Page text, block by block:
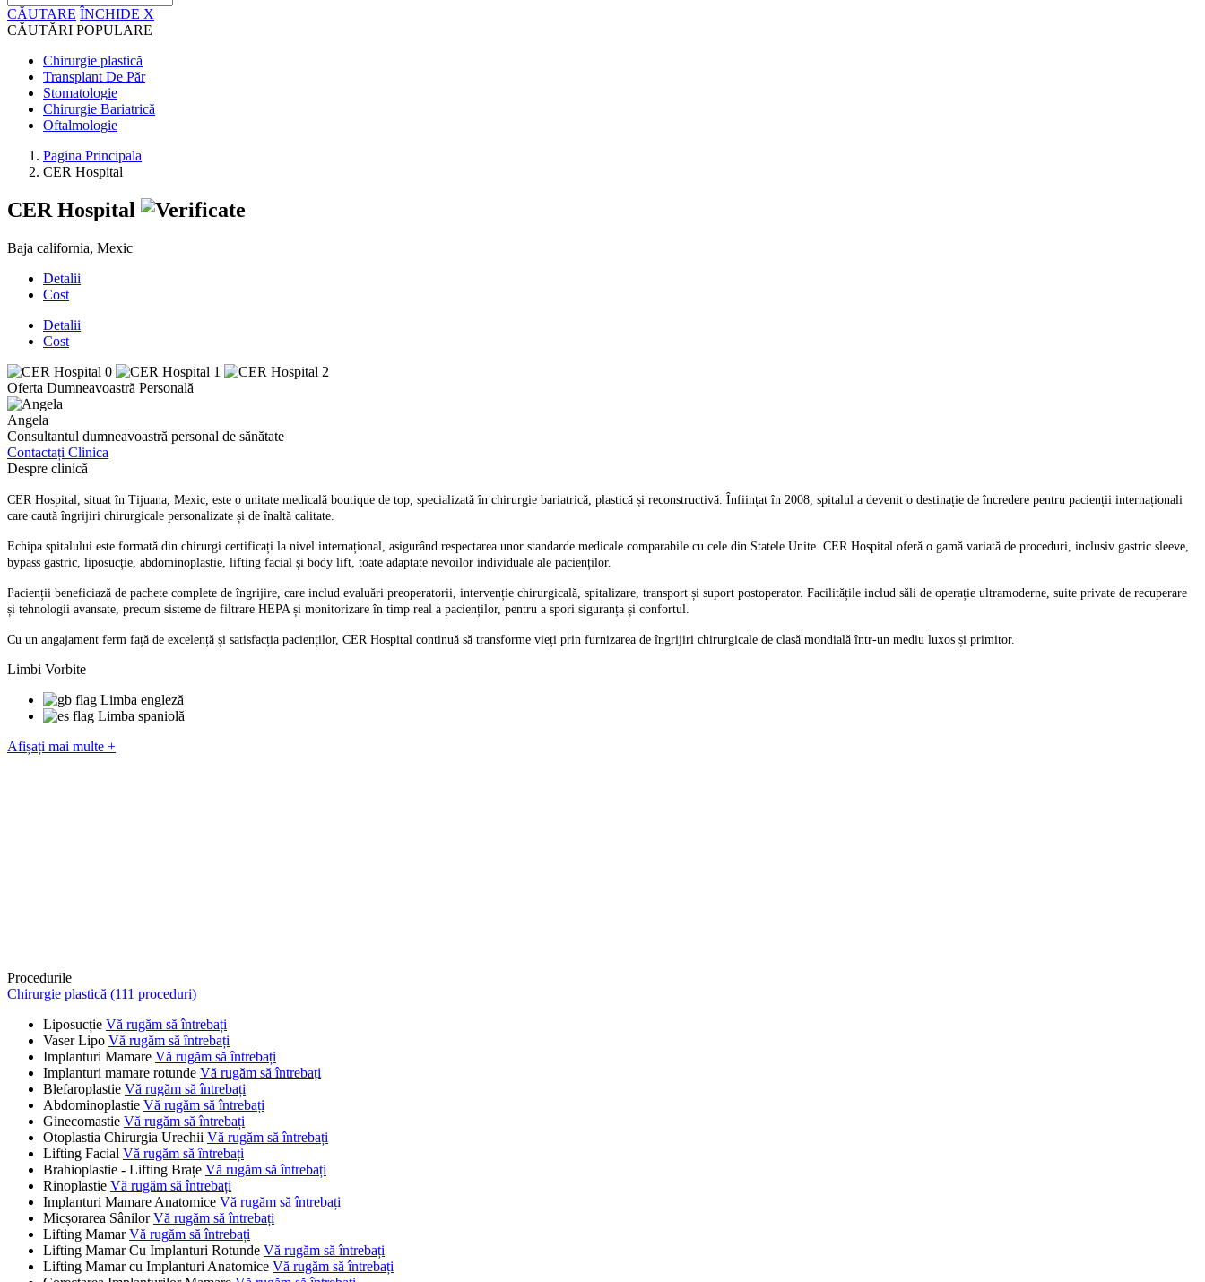
CĂUTARE ÎNCHIDE X
CĂUTĂRI POPULARE
Chirurgie plastică
Transplant De Păr
Stomatologie
Chirurgie Bariatrică
Oftalmologie
Pagina Principala
CER Hospital
CER Hospital
Baja california, Mexic
Detalii
Cost
Detalii
Cost
Oferta Dumneavoastră Personală
Angela
Consultantul dumneavoastră personal de sănătate
Contactați Clinica
Despre clinică
CER Hospital, situat în Tijuana, Mexic, este o unitate medicală boutique de top, specializată în chirurgie bariatrică, plastică și reconstructivă. Înființat în 2008, spitalul a devenit o destinație de încredere pentru pacienții internaționali
care caută îngrijiri chirurgicale personalizate și de înaltă calitate.
Echipa spitalului este formată din chirurgi certificați la nivel internațional, asigurând respectarea unor standarde medicale comparabile cu cele din Statele Unite. CER Hospital oferă o gamă variată de proceduri, inclusiv gastric sleeve,
bypass gastric, liposucție, abdominoplastie, lifting facial și body lift, toate adaptate nevoilor individuale ale pacienților.
Pacienții beneficiază de pachete complete de îngrijire, care includ evaluări preoperatorii, intervenție chirurgicală, spitalizare, transport și suport postoperator. Facilitățile includ săli de operație ultramoderne, suite private de recuperare
și tehnologii avansate, precum sisteme de filtrare HEPA și monitorizare în timp real a pacienților, pentru a spori siguranța și confortul.
Cu un angajament ferm față de excelență și satisfacția pacienților, CER Hospital continuă să transforme vieți prin furnizarea de îngrijiri chirurgicale de clasă mondială într-un mediu luxos și primitor.
Limbi Vorbite
Limba engleză
Limba spaniolă
Afișați mai multe +
Procedurile
Chirurgie plastică (111 proceduri)
Liposucție Vă rugăm să întrebați
Vaser Lipo Vă rugăm să întrebați
Implanturi Mamare Vă rugăm să întrebați
Implanturi mamare rotunde Vă rugăm să întrebați
Blefaroplastie Vă rugăm să întrebați
Abdominoplastie Vă rugăm să întrebați
Ginecomastie Vă rugăm să întrebați
Otoplastia Chirurgia Urechii Vă rugăm să întrebați
Lifting Facial Vă rugăm să întrebați
Brahioplastie - Lifting Brațe Vă rugăm să întrebați
Rinoplastie Vă rugăm să întrebați
Implanturi Mamare Anatomice Vă rugăm să întrebați
Micșorarea Sânilor Vă rugăm să întrebați
Lifting Mamar Vă rugăm să întrebați
Lifting Mamar Cu Implanturi Rotunde Vă rugăm să întrebați
Lifting Mamar cu Implanturi Anatomice Vă rugăm să întrebați